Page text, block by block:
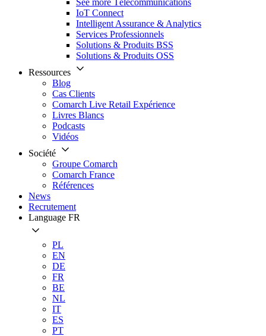
See more Télécommunications
IoT Connect
Intelligent Assurance & Analytics
Services Professionnels
Solutions & Produits BSS
Solutions & Produits OSS
Ressources
Blog
Cas Clients
Comarch Live Retail Expérience
Livres Blancs
Podcasts
Vidéos
Société
Groupe Comarch
Comarch France
Références
News
Recrutement
Language FR
PL
EN
DE
FR
BE
NL
IT
ES
PT